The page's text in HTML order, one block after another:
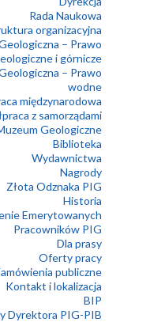
Rada Naukowa
organizacyjna
– Prawo
i górnicze
– Prawo
wodne
międzynarodowa
z samorządami
Geologiczne
Biblioteka
Wydawnictwa
Nagrody
Złota Odznaka PIG
Historia
Emerytowanych
Pracowników PIG
Dla prasy
Oferty pracy
publiczne
Kontakt i lokalizacja
BIP
Dyrektora PIG-PIB